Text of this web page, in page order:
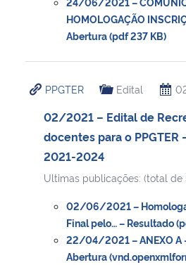
HOMOLOGAÇÃO
Abertura (pdf 237 KB)
PPGTER Edital
02/2021 – Edital de
docentes para o PPGTER
2021-2024
Ultimas publicações: (total de
02/06/2021 –
Final pelo… – Resultado
22/04/2021 – ANEXO A
Abertura